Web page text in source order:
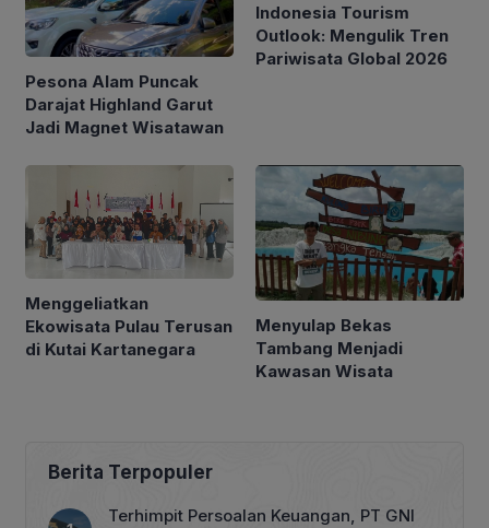
Pesona Alam Puncak
Darajat Highland Garut
Jadi Magnet Wisatawan
Indonesia Tourism
Outlook: Mengulik Tren
Pariwisata Global 2026
Menggeliatkan
Ekowisata Pulau Terusan
di Kutai Kartanegara
Menyulap Bekas
Tambang Menjadi
Kawasan Wisata
Berita Terpopuler
Terhimpit Persoalan Keuangan, PT GNI